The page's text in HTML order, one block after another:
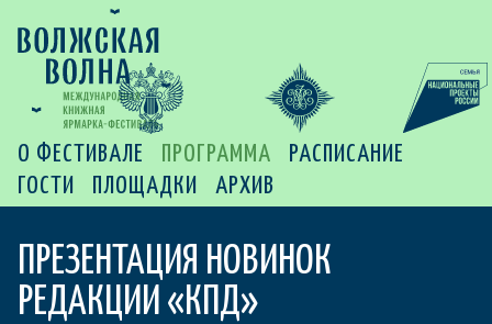
О ФЕСТИВАЛЕ ПРОГРАММА
РАСПИСАНИЕ
ГОСТИ
ПЛОЩАДКИ АРХИВ
ПРЕЗЕНТАЦИЯ НОВИНОК
РЕДАКЦИИ «КПД»